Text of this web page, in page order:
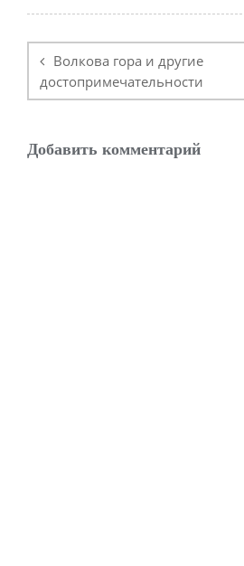
по
записям
Волкова гора и другие
достопримечательности
Добавить комментарий